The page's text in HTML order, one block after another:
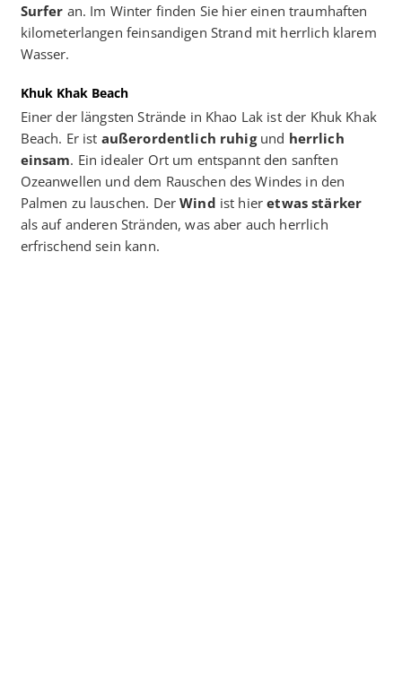
Surfer an. Im Winter finden Sie hier einen traumhaften
kilometerlangen feinsandigen Strand mit herrlich klarem
Wasser.
Khuk Khak Beach
Einer der längsten Strände in Khao Lak ist der Khuk Khak
Beach. Er ist außerordentlich ruhigund herrlich
einsam. Ein idealer Ort um entspannt den sanften
Ozeanwellen und dem Rauschen des Windes in den
Palmen zu lauschen. DerWind ist hieretwas stärker
als auf anderen Stränden, was aber auch herrlich
erfrischend sein kann.